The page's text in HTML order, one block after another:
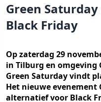
Green
Black Friday
Op zaterdag 29
in Tilburg en omgeving
Green Saturday vindt
Het nieuwe evenement
alternatief voor Black